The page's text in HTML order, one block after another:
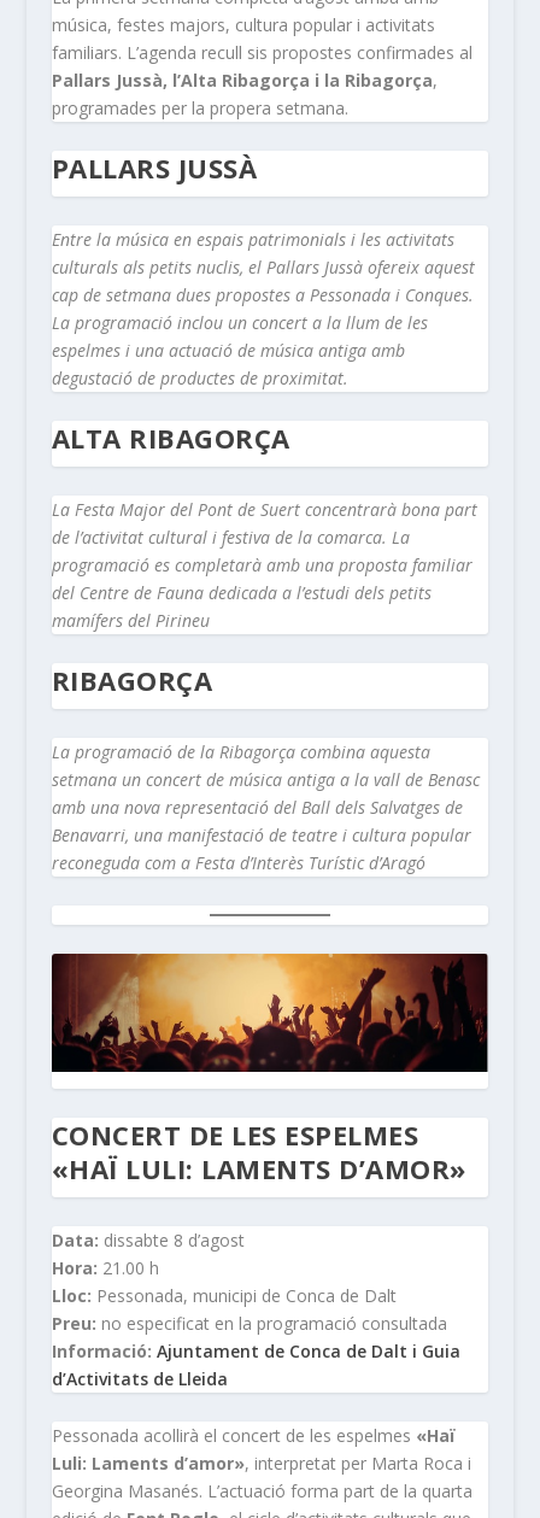
música, festes majors, cultura popular i activitats
familiars. L’agenda recull sis propostes confirmades al
Pallars Jussà, l’Alta Ribagorça i la Ribagorça,
programades per la propera setmana.
PALLARS JUSSÀ
Entre la música en espais patrimonials i les activitats
culturals als petits nuclis, el Pallars Jussà ofereix aquest
cap de setmana dues propostes a Pessonada i Conques.
La programació inclou un concert a la llum de les
espelmes i una actuació de música antiga amb
degustació de productes de proximitat.
ALTA RIBAGORÇA
La Festa Major del Pont de Suert concentrarà bona part
de l’activitat cultural i festiva de la comarca. La
programació es completarà amb una proposta familiar
del Centre de Fauna dedicada a l’estudi dels petits
mamífers del Pirineu
RIBAGORÇA
La programació de la Ribagorça combina aquesta
setmana un concert de música antiga a la vall de Benasc
amb una nova representació del Ball dels Salvatges de
Benavarri, una manifestació de teatre i cultura popular
reconeguda com a Festa d’Interès Turístic d’Aragó
CONCERT DE LES ESPELMES
«HAÏ LULI: LAMENTS D’AMOR»
Data: dissabte 8 d’agost
Hora: 21.00 h
Lloc: Pessonada, municipi de Conca de Dalt
Preu: no especificat en la programació consultada
Informació: Ajuntament de Conca de Dalt i Guia
d’Activitats de Lleida
Pessonada acollirà el concert de les espelmes «Haï
Luli: Laments d’amor», interpretat per Marta Roca i
Georgina Masanés. L’actuació forma part de la quarta